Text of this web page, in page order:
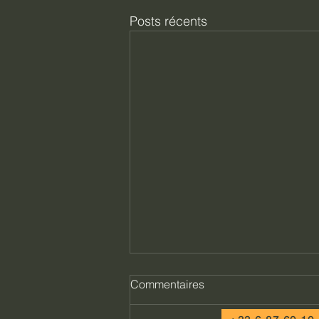
Posts récents
Commentaires